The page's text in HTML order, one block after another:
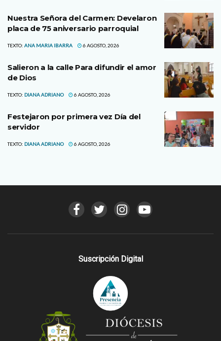
Nuestra Señora del Carmen: Develaron
placa de 75 aniversario parroquial
TEXTO: ANA MARIA IBARRA 6 AGOSTO, 2026
Salieron a la calle Para difundir el amor
de Dios
TEXTO: DIANA ADRIANO 6 AGOSTO, 2026
Festejaron por primera vez Día del
servidor
TEXTO: DIANA ADRIANO 6 AGOSTO, 2026
Suscripción Digital